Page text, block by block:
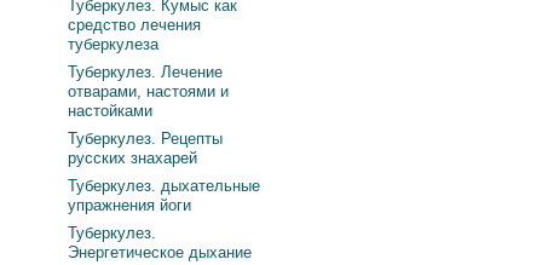
Туберкулез. Кумыс как
средство лечения
туберкулеза
Туберкулез. Лечение
отварами, настоями и
настойками
Туберкулез. Рецепты
русских знахарей
Туберкулез. дыхательные
упражнения йоги
Туберкулез.
Энергетическое дыхание